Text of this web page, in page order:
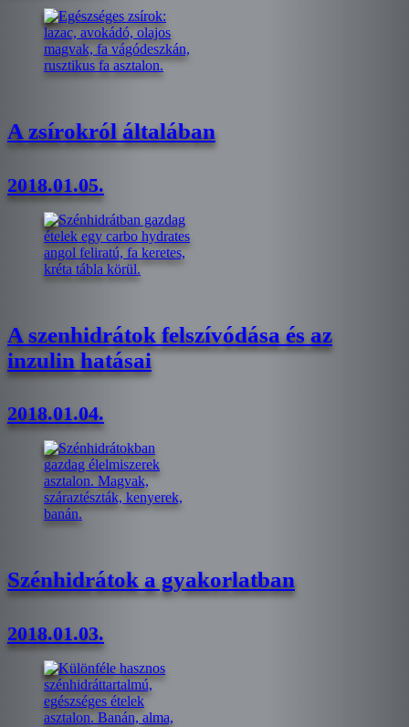
A zsírokról általában
2018.01.05.
A szenhidrátok felszívódása és az
inzulin hatásai
2018.01.04.
Szénhidrátok a gyakorlatban
2018.01.03.